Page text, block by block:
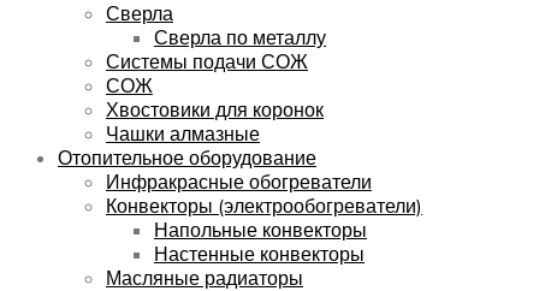
Сверла
Сверла по металлу
Системы подачи СОЖ
СОЖ
Хвостовики для коронок
Чашки алмазные
Отопительное оборудование
Инфракрасные обогреватели
Конвекторы (электрообогреватели)
Напольные конвекторы
Настенные конвекторы
Масляные радиаторы